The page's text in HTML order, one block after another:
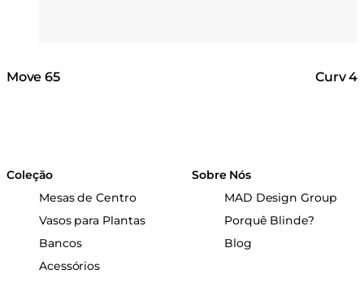
Move 65 Curv
Coleção
Mesas de Centro
Vasos para Plantas
Bancos
Acessórios
Sobre Nós
MAD Design Group
Porquê Blinde?
Blog